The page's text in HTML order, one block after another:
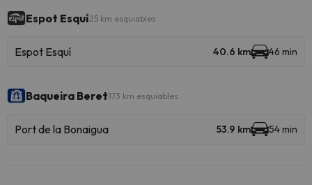
Espot Esquí25 km esquiables
Espot Esquí 40.6 km 46 min
Baqueira Beret173 km esquiables
Port de la Bonaigua 53.9 km 54 min